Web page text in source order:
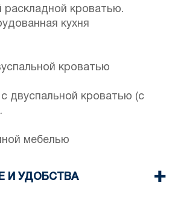
раскладной кроватью.
кухня
кроватью
двуспальной кроватью (с
мебелью
И УДОБСТВА